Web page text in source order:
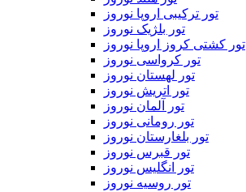
تور ترکیبی اروپا نوروز
تور بلژیک نوروز
تور کشتی کروز اروپا نوروز
تور کرواسی نوروز
تور لهستان نوروز
تور اتریش نوروز
تور آلمان نوروز
تور رومانی نوروز
تور بلغارستان نوروز
تور قبرس نوروز
تور انگلیس نوروز
تور روسیه نوروز